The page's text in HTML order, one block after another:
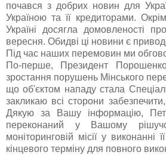
почався з добрих новин для
Україною та її кредиторами.
Україні досягла домовленості
вересня. Обидві ці новини є
Під час наших перемовин ми
По-перше, Президент
зростання порушень Мінського
що об'єктом нападу стала
закликаю всі сторони
Дякую за Вашу інформацію,
переконаний у Вашому
моніторинговій місії у
кінцевого терміну для повного